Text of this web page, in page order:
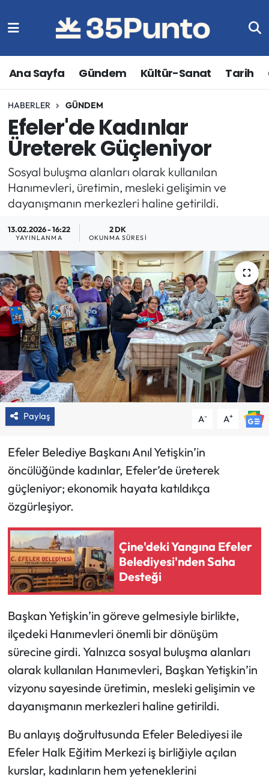
Ana Sayfa Gündem Kültür-Sanat Tarih
HABERLER GÜNDEM
Efeler'de Kadınlar
Üreterek Güçleniyor
Sosyal buluşma alanları olarak kullanılan
Hanımevleri, üretimin, mesleki gelişimin ve
dayanışmanın merkezleri haline getirildi.
13.02.2026 - 16:22
YAYINLANMA
2 DK
OKUNMA SÜRESI
Paylaş A- A+
Efeler Belediye Başkanı Anıl Yetişkin’in
öncülüğünde kadınlar, Efeler’de üreterek
güçleniyor; ekonomik hayata katıldıkça
özgürleşiyor.
Çine'deki Yangına Efeler
Belediyesi'nden Saha
Desteği
Başkan Yetişkin’in göreve gelmesiyle birlikte,
ilçedeki Hanımevleri önemli bir dönüşüm
sürecine girdi. Yalnızca sosyal buluşma alanları
olarak kullanılan Hanımevleri, Başkan Yetişkin’in
vizyonu sayesinde üretimin, mesleki gelişimin ve
dayanışmanın merkezleri haline getirildi.
Bu anlayış doğrultusunda Efeler Belediyesi ile
Efeler Halk Eğitim Merkezi iş birliğiyle açılan
kurslar, kadınların hem yeteneklerini